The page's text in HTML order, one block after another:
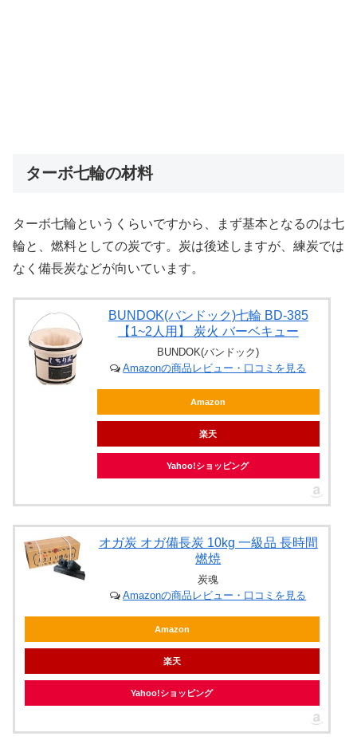
ターボ七輪の材料
ターボ七輪というくらいですから、まず基本となるのは七
輪と、燃料としての炭です。炭は後述しますが、練炭では
なく備長炭などが向いています。
BUNDOK(バンドック)七輪 BD-385
【1~2人用】 炭火 バーベキュー
BUNDOK(バンドック)
Amazonの商品レビュー・口コミを見る
Amazon
楽天
Yahoo!ショッピング
オガ炭 オガ備長炭 10kg 一級品 長時間
燃焼
炭魂
Amazonの商品レビュー・口コミを見る
Amazon
楽天
Yahoo!ショッピング